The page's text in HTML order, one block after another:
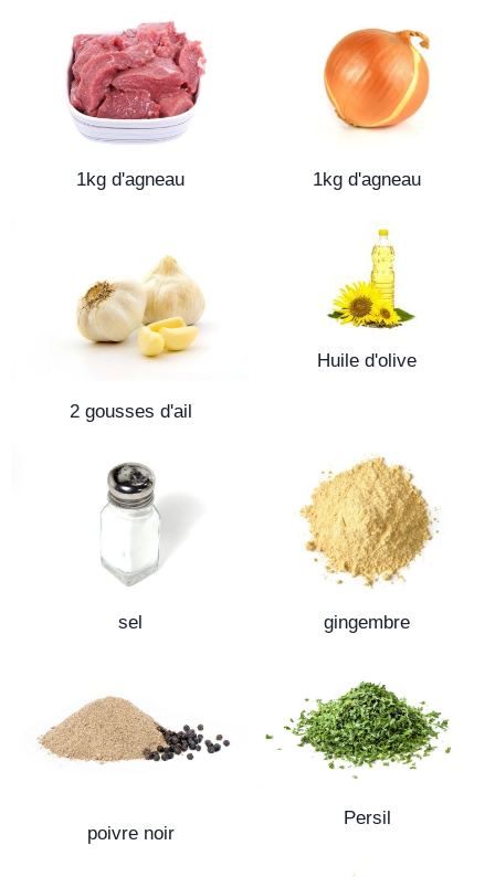
1kg d'agneau 1kg d'agneau
2 gousses d'ail
Huile d'olive
sel gingembre
poivre noir
Persil